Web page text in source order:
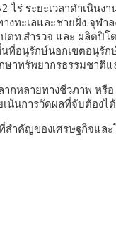
ไร่ ระยะเวลาดำเนิน
ทะเลและชายฝั่ง จุฬ
ตท.สำรวจ และ ผลิตปิ
ที่อนุรักษ์นอกเขตอนุรั
าทรัพยากรธรรมชาติ
หลายทางชีวภาพ หรือ
น้นการวัดผลที่จับต้องได้
ำคัญของเศรษฐกิจแล